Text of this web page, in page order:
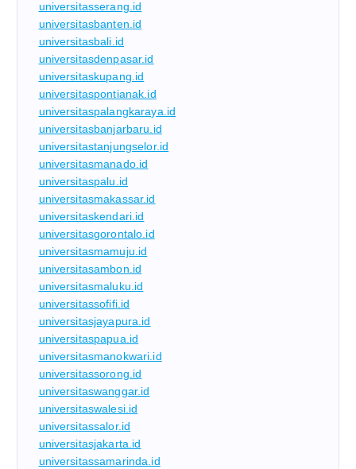
universitasserang.id
universitasbanten.id
universitasbali.id
universitasdenpasar.id
universitaskupang.id
universitaspontianak.id
universitaspalangkaraya.id
universitasbanjarbaru.id
universitastanjungselor.id
universitasmanado.id
universitaspalu.id
universitasmakassar.id
universitaskendari.id
universitasgorontalo.id
universitasmamuju.id
universitasambon.id
universitasmaluku.id
universitassofifi.id
universitasjayapura.id
universitaspapua.id
universitasmanokwari.id
universitassorong.id
universitaswanggar.id
universitaswalesi.id
universitassalor.id
universitasjakarta.id
universitassamarinda.id